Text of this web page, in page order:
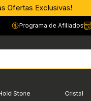
até 4x sem Juros!*
Ofertas Exclusivas!
Programa de Afiliados
Stone Cristal